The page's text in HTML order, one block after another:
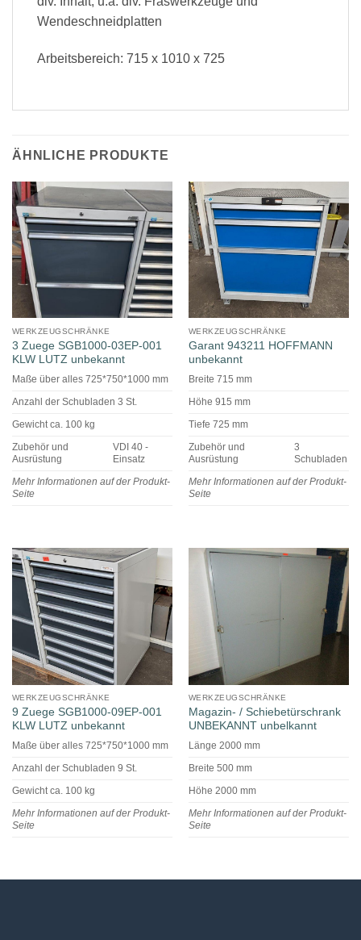
Wendeschneidplatten
Arbeitsbereich: 715 x 1010 x 725
ÄHNLICHE PRODUKTE
WERKZEUGSCHRÄNKE
3 Zuege SGB1000-03EP-001
KLW LUTZ unbekannt
Maße über alles 725*750*1000 mm
Anzahl der Schubladen 3 St.
Gewicht ca. 100 kg
Zubehör und
Ausrüstung
VDI 40 -
Einsatz
Mehr Informationen auf der Produkt-
Seite
WERKZEUGSCHRÄNKE
Garant 943211 HOFFMANN
unbekannt
Breite 715 mm
Höhe 915 mm
Tiefe 725 mm
Zubehör und
Ausrüstung
3
Schubladen
Mehr Informationen auf der Produkt-
Seite
WERKZEUGSCHRÄNKE
9 Zuege SGB1000-09EP-001
KLW LUTZ unbekannt
Maße über alles 725*750*1000 mm
Anzahl der Schubladen 9 St.
Gewicht ca. 100 kg
Mehr Informationen auf der Produkt-
Seite
WERKZEUGSCHRÄNKE
Magazin- / Schiebetürschrank
UNBEKANNT unbelkannt
Länge 2000 mm
Breite 500 mm
Höhe 2000 mm
Mehr Informationen auf der Produkt-
Seite